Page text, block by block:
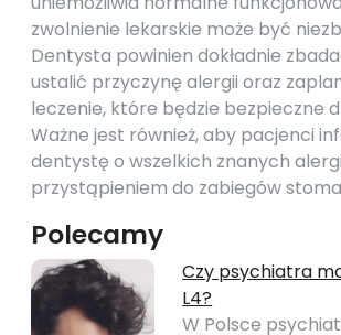
zwolnienie lekarskie może być
Dentysta powinien dokładnie
ustalić przyczynę alergii oraz
leczenie, które będzie bezpieczne
Ważne jest również, aby pacjenci
dentystę o wszelkich znanych
przystąpieniem do zabiegów
Polecamy
Czy psychiatra
L4?
W Polsce